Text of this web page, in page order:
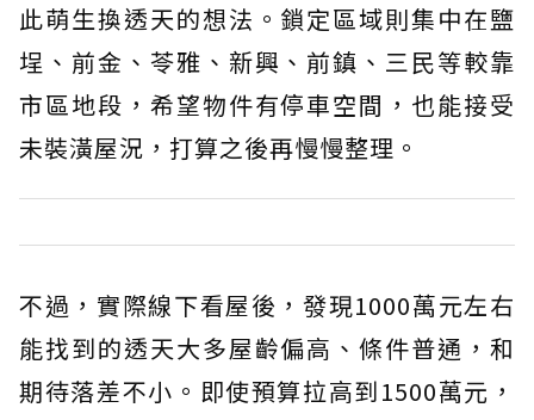
此萌生換透天的想法。鎖定區域則集中在鹽
埕、前金、苓雅、新興、前鎮、三民等較靠
市區地段，希望物件有停車空間，也能接受
未裝潢屋況，打算之後再慢慢整理。
不過，實際線下看屋後，發現1000萬元左右
能找到的透天大多屋齡偏高、條件普通，和
期待落差不小。即使預算拉高到1500萬元，